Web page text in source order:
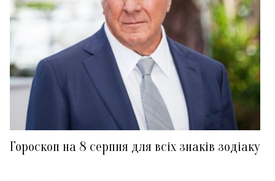
Гороскоп на 8 серпня для всіх знаків зодіаку